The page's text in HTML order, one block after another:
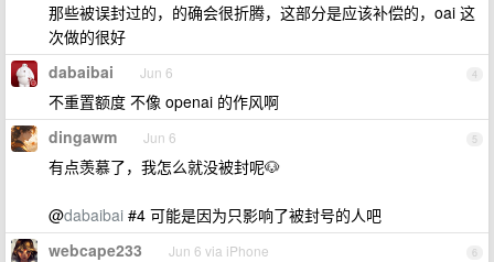
那些被误封过的，的确会很折腾，这部分是应该补偿的，oai 这
次做的很好
4
dabaibai Jun 6
不重置额度 不像 openai 的作风啊
5
dingawm Jun 6
有点羡慕了，我怎么就没被封呢🐶
@dabaibai #4 可能是因为只影响了被封号的人吧
6
webcape233 Jun 6 via iPhone